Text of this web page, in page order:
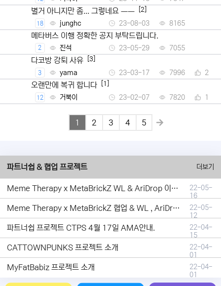
별거 아니지만 좀... 그렇네요 ㅡㅡ [2]
18 junghc 23-08-03 8165
메타버스 이행 정확한 공지 부탁드립니다.
2 진석 23-05-29 7055
다코방 강퇴 사유 [3]
3 yama 23-03-17 7996 2
오랜만에 복귀 합니다 [1]
12 거북이 23-02-07 7820 1
1 2 3 4 5
파트너쉽 & 협업 프로젝트 더보기
Meme Therapy x MetaBrickZ WL & AriDrop 이벤트 결과안내!
22-05-
16
Meme Therapy x MetaBrickZ 협업 & WL , AriDrop 이벤트 안내
22-05-
12
파트너쉽 프로젝트 CTPS 4월 17일 AMA안내.
22-04-
15
CATTOWNPUNKS 프로젝트 소개
22-04-
01
MyFatBabiz 프로젝트 소개
22-04-
01